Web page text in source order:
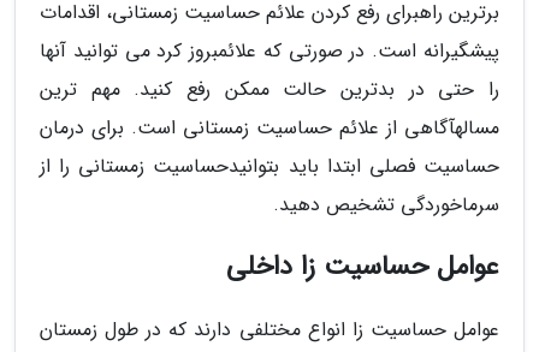
برترین راهبرای رفع کردن علائم حساسیت زمستانی، اقدامات
پیشگیرانه است. در صورتی که علائمبروز کرد می توانید آنها
را حتی در بدترین حالت ممکن رفع کنید. مهم ترین
مسالهآگاهی از علائم حساسیت زمستانی است. برای درمان
حساسیت فصلی ابتدا باید بتوانیدحساسیت زمستانی را از
سرماخوردگی تشخیص دهید.
عوامل حساسیت زا داخلی
عوامل حساسیت زا انواع مختلفی دارند که در طول زمستان